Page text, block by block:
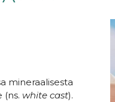
mineraalisesta
(ns. white cast).